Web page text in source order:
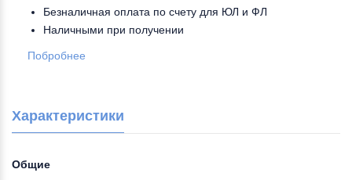
Безналичная оплата по счету для ЮЛ и ФЛ
Наличными при получении
Побробнее
Характеристики
Общие